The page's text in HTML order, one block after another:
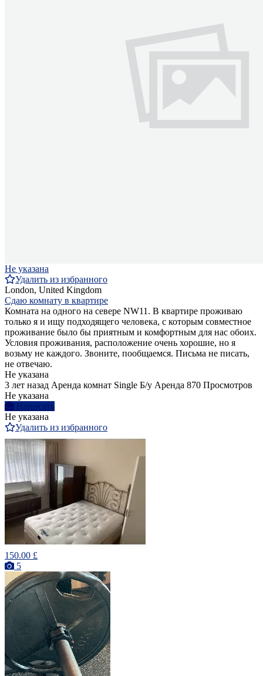
Не указана
Удалить из избранного
London, United Kingdom
Сдаю комнату в квартире
Комната на одного на севере NW11. В квартире проживаю
только я и ищу подходящего человека, с которым совместное
проживание было бы приятным и комфортным для нас обоих.
Условия проживания, расположение очень хорошие, но я
возьму не каждого. Звоните, пообщаемся. Письма не писать,
не отвечаю.
Не указана
3 лет назад Аренда комнат Single Б/у Аренда 870 Просмотров
Не указана
Написать
Не указана
Удалить из избранного
150.00 £
5